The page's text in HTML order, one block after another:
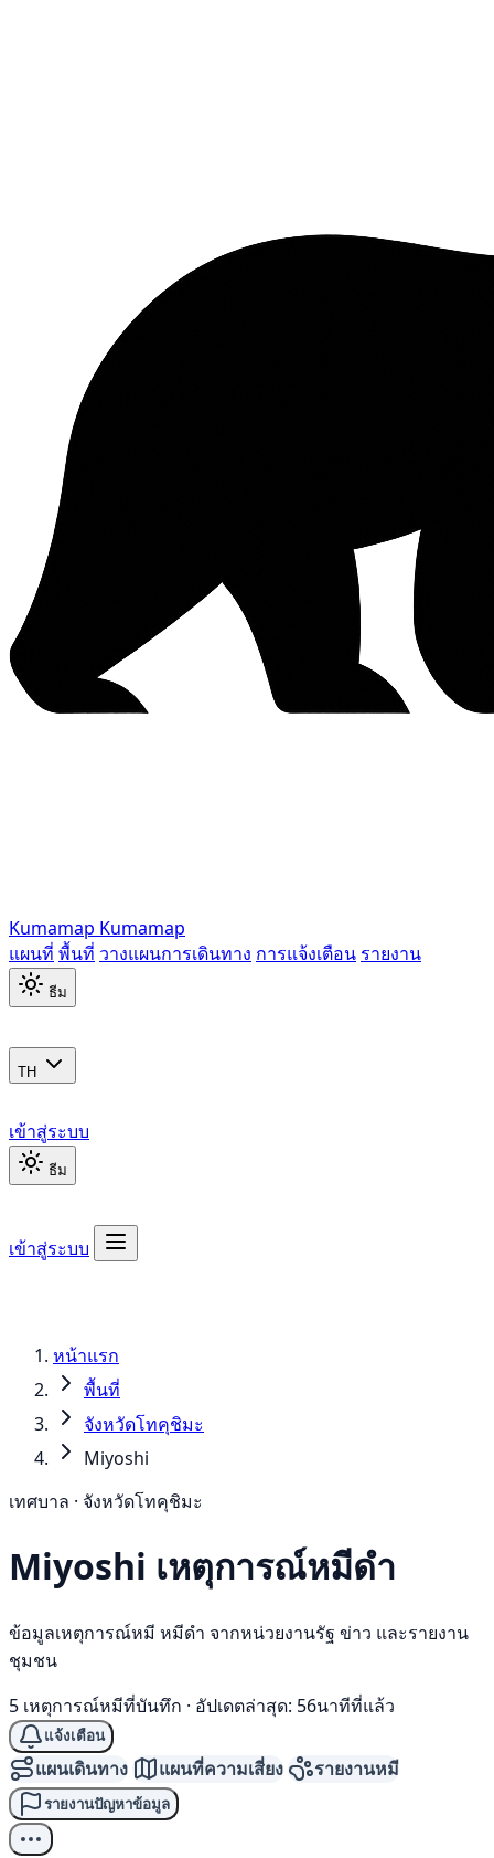
Kumamap Kumamap
แผนที่ พื้นที่ วางแผนการเดินทาง การแจ้งเตือน รายงาน
ธีม
TH
เข้าสู่ระบบ
ธีม
เข้าสู่ระบบ
หน้าแรก
พื้นที่
จังหวัดโทคุชิมะ
Miyoshi
เทศบาล · จังหวัดโทคุชิมะ
Miyoshi เหตุการณ์หมีดำ
ข้อมูลเหตุการณ์หมี หมีดำ จากหน่วยงานรัฐ ข่าว และรายงาน
ชุมชน
5 เหตุการณ์หมีที่บันทึก · อัปเดตล่าสุด: 56นาทีที่แล้ว
แจ้งเตือน
แผนเดินทาง แผนที่ความเสี่ยง รายงานหมี
รายงานปัญหาข้อมูล